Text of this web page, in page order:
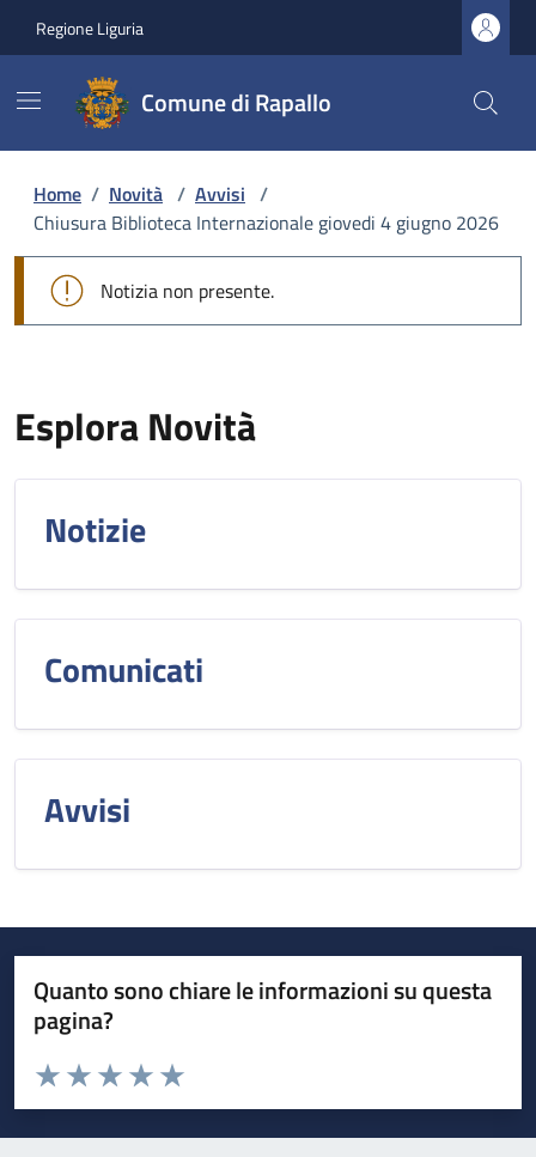
Regione Liguria
Comune di Rapallo
Home / Novità / Avvisi /
Chiusura Biblioteca Internazionale giovedi 4 giugno 2026
Notizia non presente.
Esplora Novità
Notizie
Comunicati
Avvisi
Quanto sono chiare le informazioni su questa
pagina?
Valuta da 1 a 5 stelle la pagina
Valuta 5 stelle su 5
Valuta 4 stelle su 5
Valuta 3 stelle su 5
Valuta 2 stelle su 5
Valuta 1 stelle su 5